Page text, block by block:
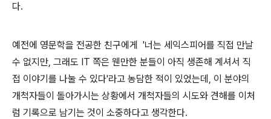
다.
예전에 영문학을 전공한 친구에게 '너는 세익스피어를 직접 만날
수 없지만, 그래도 IT 쪽은 웬만한 분들이 아직 생존해 계셔서 직
접 이야기를 나눌 수 있다'라고 농담한 적이 있었는데, 이 분야의
개척자들이 돌아가시는 상황에서 개척자들의 시도와 견해를 이처
럼 기록으로 남기는 것이 소중하다고 생각한다.